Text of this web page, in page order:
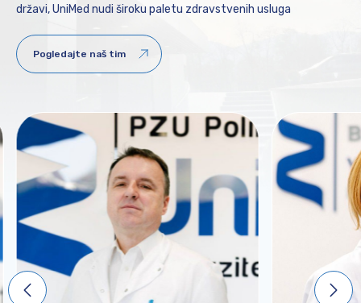
državi, UniMed nudi široku paletu zdravstvenih usluga
Pogledajte naš tim